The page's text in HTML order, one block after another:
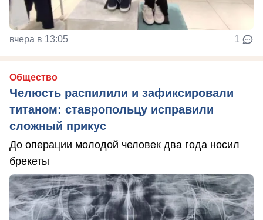
вчера в 13:05 1
Общество
Челюсть распилили и зафиксировали
титаном: ставропольцу исправили
сложный прикус
До операции молодой человек два года носил
брекеты